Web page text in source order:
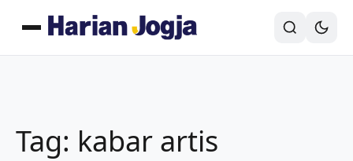
Tag: kabar artis